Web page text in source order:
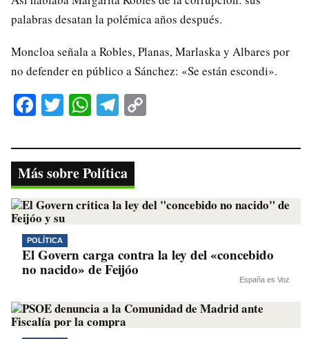
palabras desatan la polémica años después.
Moncloa señala a Robles, Planas, Marlaska y Albares por
no defender en público a Sánchez: «Se están escondi».
Fa
bo
ok
T
tte
r
W
ts
A
pp
Te
gr
a
m
y
nk
Más sobre Política
POLÍTICA
El Govern carga contra la ley del «concebido
no nacido» de Feijóo
España es Voz